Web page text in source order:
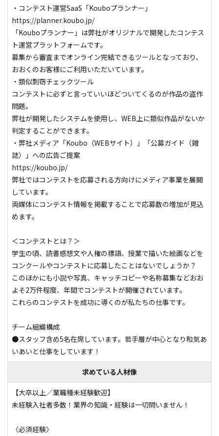
・コンテスト運営SaaS「Kouboプランナー」
https://planner.koubo.jp/
「Kouboプランナー」は弊社がオリジナルで開発したコンテス
ト運営プラットフォームです。
募集から審査までオンライン完結できるツールとなっており、
おおくのお客様にご利用いただいています。
・類似剽窃チェックツール
コンテストに必ずと言っていいほどついてくるのが作品の盗作
問題。
弊社が開発したシステムを使用し、WEB上に類似作品がないか
判定することができます。
・弊社メディア「Koubo（WEBサイト）」「公募ガイド（雑
誌）」への広告ご提案
https://koubo.jp/
弊社ではコンテストを応募される方向けにメディア事業を展開
しています。
両媒体にコンテスト情報を掲載することで応募数の増加が見込
めます。
＜コンテストとは？＞
学生の頃、読書感想文や人権の標語、授業で描いた絵画などを
コンクールやコンテストに応募したことはないでしょうか？
このほかにも小説や写真、キャッチコピーや名称募集などおお
よそ2万件程度、年間でコンテストが開催されています。
これらのコンテストを成功に導くのが私たちの仕事です。
チーム組織構成
●スタッフ含め5名在席しています。若手層が中心となり和気あ
いあいと仕事をしています！
求めている人材像
【大卒以上／業職種未経験歓迎】
未経験入社者多数！業界の知識・経験は一切問いません！
〈必須経験〉